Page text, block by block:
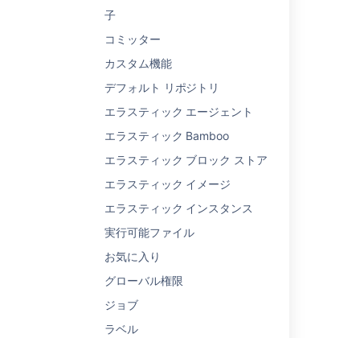
子
コミッター
カスタム機能
デフォルト リポジトリ
エラスティック エージェント
エラスティック Bamboo
エラスティック ブロック ストア
エラスティック イメージ
エラスティック インスタンス
実行可能ファイル
お気に入り
グローバル権限
ジョブ
ラベル
Managing your elastic agents
Managing your elastic agents
About the AI customer service agent
Get admin latest config agents {agentId}
Viewing your elastic agents
Viewing your elastic agents
Configuring agents
Create and edit Rovo agents
Powered byConfluence